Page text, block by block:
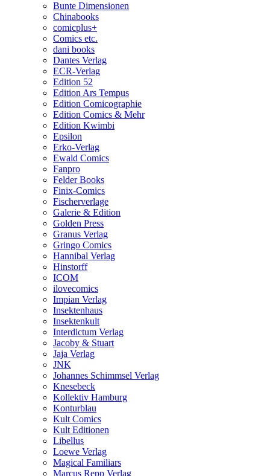
Bunte Dimensionen
Chinabooks
comicplus+
Comics etc.
dani books
Dantes Verlag
ECR-Verlag
Edition 52
Edition Ars Tempus
Edition Comicographie
Edition Comics & Mehr
Edition Kwimbi
Epsilon
Erko-Verlag
Ewald Comics
Fanpro
Felder Books
Finix-Comics
Fischerverlage
Galerie & Edition
Golden Press
Granus Verlag
Gringo Comics
Hannibal Verlag
Hinstorff
ICOM
ilovecomics
Impian Verlag
Insektenhaus
Insektenkult
Interdictum Verlag
Jacoby & Stuart
Jaja Verlag
JNK
Johannes Schimmsel Verlag
Knesebeck
Kollektiv Hamburg
Konturblau
Kult Comics
Kult Editionen
Libellus
Loewe Verlag
Magical Familiars
Marcus Repp Verlag